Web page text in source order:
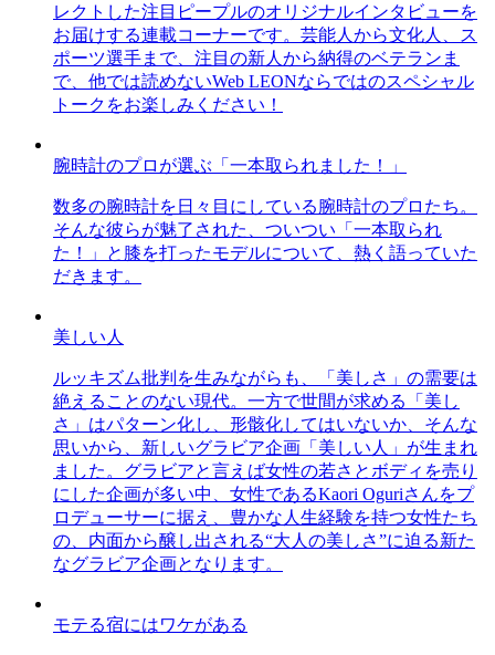
レクトした注目ピープルのオリジナルインタビューを
お届けする連載コーナーです。芸能人から文化人、ス
ポーツ選手まで、注目の新人から納得のベテランま
で、他では読めないWeb LEONならではのスペシャル
トークをお楽しみください！
腕時計のプロが選ぶ「一本取られました！」
数多の腕時計を日々目にしている腕時計のプロたち。
そんな彼らが魅了された、ついつい「一本取られ
た！」と膝を打ったモデルについて、熱く語っていた
だきます。
美しい人
ルッキズム批判を生みながらも、「美しさ」の需要は
絶えることのない現代。一方で世間が求める「美し
さ」はパターン化し、形骸化してはいないか、そんな
思いから、新しいグラビア企画「美しい人」が生まれ
ました。グラビアと言えば女性の若さとボディを売り
にした企画が多い中、女性であるKaori Oguriさんをプ
ロデューサーに据え、豊かな人生経験を持つ女性たち
の、内面から醸し出される“大人の美しさ”に迫る新た
なグラビア企画となります。
モテる宿にはワケがある